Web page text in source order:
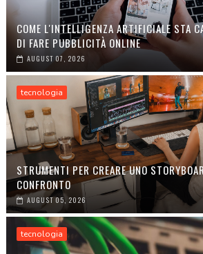
COME L'INTELLIGENZA ARTIFICIALE STA
DI FARE PUBBLICITÀ ONLINE
AUGUST 07, 2026
tecnologia
STRUMENTI PER CREARE UNO
CONFRONTO
AUGUST 05, 2026
tecnologia